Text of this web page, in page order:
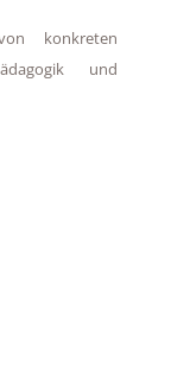
konkreten
und